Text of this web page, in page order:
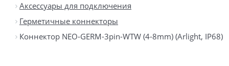
Аксессуары для подключения
Герметичные коннекторы
Коннектор NEO-GERM-3pin-WTW (4-8mm) (Arlight, IP68)